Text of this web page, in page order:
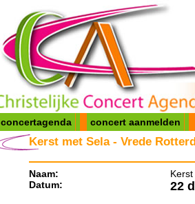
concertagenda concert aanmelden
Kerst met Sela - Vrede
Naam:
Datum:
22